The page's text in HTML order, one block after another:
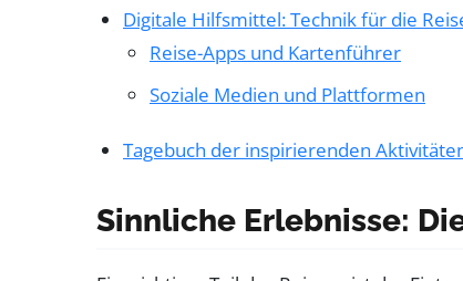
Digitale Hilfsmittel: Technik für die
Reise-Apps und Kartenführer
Soziale Medien und Plattformen
Tagebuch der inspirierenden
Sinnliche Erlebnisse: